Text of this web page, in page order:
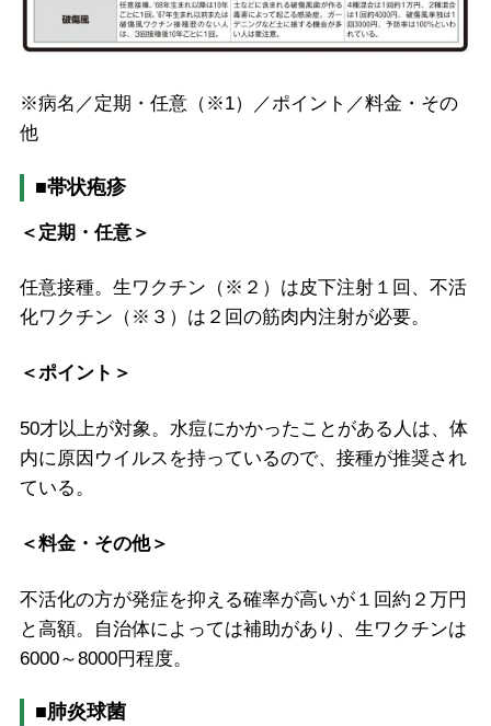
※病名／定期・任意（※1）／ポイント／料金・その
他
■帯状疱疹
＜定期・任意＞
任意接種。生ワクチン（※２）は皮下注射１回、不活
化ワクチン（※３）は２回の筋肉内注射が必要。
＜ポイント＞
50才以上が対象。水痘にかかったことがある人は、体
内に原因ウイルスを持っているので、接種が推奨され
ている。
＜料金・その他＞
不活化の方が発症を抑える確率が高いが１回約２万円
と高額。自治体によっては補助があり、生ワクチンは
6000～8000円程度。
■肺炎球菌